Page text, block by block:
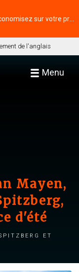
de l'anglais
Menu
Mayen,
d'été
et